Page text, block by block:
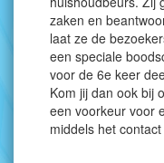
zaken en
laat ze de
een speciale
voor de 6e keer
Kom jij dan ook bij
een voorkeur voor
middels het